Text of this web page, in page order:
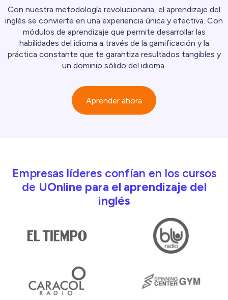
Con nuestra metodología revolucionaria, el aprendizaje del
inglés se convierte en una experiencia única y efectiva. Con
módulos de aprendizaje que permite desarrollar las
habilidades del idioma a través de la gamificación y la
práctica constante que te garantiza resultados tangibles y
un dominio sólido del idioma.
Aprender ahora
Empresas líderes confían en los cursos
de UOnline para el aprendizaje del
inglés